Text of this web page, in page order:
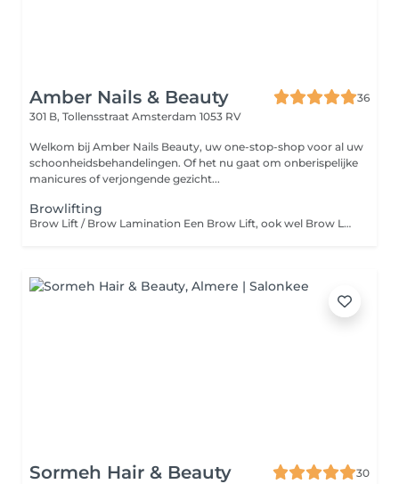
Amber Nails & Beauty
36
301 B, Tollensstraat Amsterdam 1053 RV
Welkom bij Amber Nails Beauty, uw one-stop-shop voor al uw
schoonheidsbehandelingen. Of het nu gaat om onberispelijke
manicures of verjongende gezicht...
Browlifting
Brow Lift / Brow Lamination Een Brow Lift, ook wel Brow Lamination genoemd, is een behandeling waarbij de wenkbrauwhaartjes in de gewenste richting worden geplaatst en gefixeerd. Hierdoor ogen de wenkbrauwen voller, strakker en perfect gestyled, met een natuurlijk gelift effect. Deze behandeling is ideaal voor wenkbrauwen met haartjes die naar beneden groeien, alle kanten op staan of wat meer volume en definitie kunnen gebruiken. Het resultaat blijft gemiddeld 4 tot 6 weken zichtbaar. Voordelen van een Brow Lift / Lamination: Geeft vollere en strakkere wenkbrauwen Brengt haartjes in de gewenste richting Creëert een gelift en verzorgd effect Geschikt voor dunne, stugge of eigenwijze wenkbrauwen Langdurig resultaat (46 weken) Belangrijk om te weten: Tijdens de menstruatie of bij hormonale schommelingen kan het resultaat soms iets minder sterk of minder lang houdbaar zijn. Dit verschilt per persoon en is volkomen normaal. Kom bij voorkeur zonder wenkbrauwmake-up naar je afspraak. Brow Lift / Brow Lamination A Brow Lift, also known as Brow Lamination, is a treatment that sets the brow hairs into the desired shape and direction. This creates fuller, smoother and more defined brows with a natural lifted look. It is perfect for brows with unruly, downward-growing or sparse hairs and enhances the natural brow shape. Results typically last 4 to 6 weeks. Benefits of a Brow Lift / Lamination: Creates fuller and more defined brows Sets brow hairs in the desired direction Gives a lifted, polished appearance Suitable for thin, coarse or unruly brows Long-lasting results (46 weeks) Please note: During menstruation or hormonal fluctuations, results may sometimes be slightly less strong or less long-lasting. This varies per person and is completely normal. Please arrive without brow makeup for best results.
Sormeh Hair & Beauty
30